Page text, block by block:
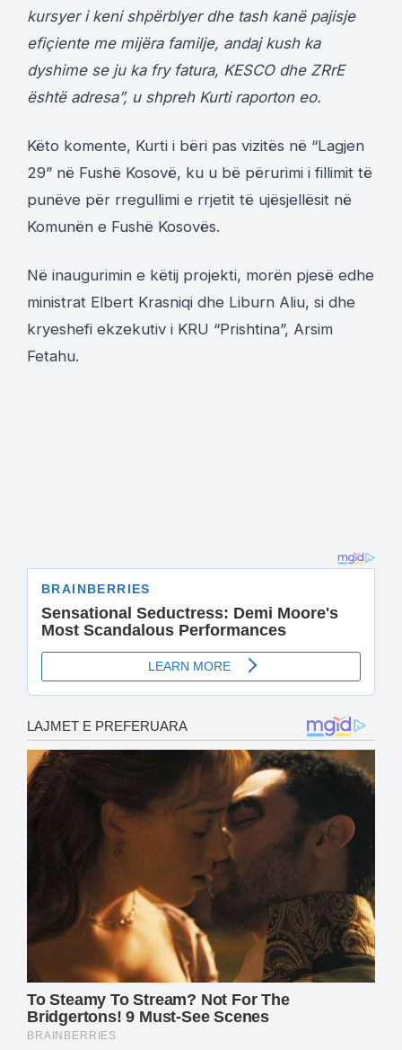
kursyer i keni shpërblyer dhe tash kanë pajisje
efiçiente me mijëra familje, andaj kush ka
dyshime se ju ka fry fatura, KESCO dhe ZRrE
është adresa”, u shpreh Kurti raporton eo.
Këto komente, Kurti i bëri pas vizitës në “Lagjen
29” në Fushë Kosovë, ku u bë përurimi i fillimit të
punëve për rregullimi e rrjetit të ujësjellësit në
Komunën e Fushë Kosovës.
Në inaugurimin e këtij projekti, morën pjesë edhe
ministrat Elbert Krasniqi dhe Liburn Aliu, si dhe
kryeshefi ekzekutiv i KRU “Prishtina”, Arsim
Fetahu.